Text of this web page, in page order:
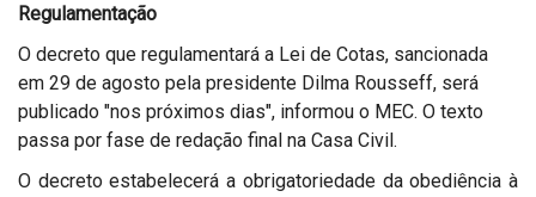
Regulamentação
O decreto que regulamentará a Lei de Cotas, sancionada
em 29 de agosto pela presidente Dilma Rousseff, será
publicado "nos próximos dias", informou o MEC. O texto
passa por fase de redação final na Casa Civil.
O decreto estabelecerá a obrigatoriedade da obediência à